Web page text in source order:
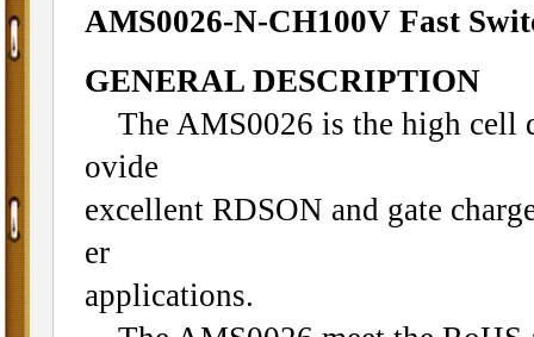
AMS0026-N-CH100V Fast
GENERAL DESCRIPTION
The AMS0026 is the high cell
ovide
excellent RDSON and gate
er
applications.